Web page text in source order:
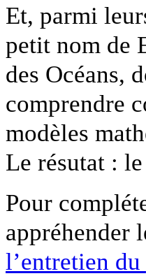
Et, parmi
petit nom de
des Océans,
comprendre
modèles
Le résutat :
Pour
appréhender
l’entretien